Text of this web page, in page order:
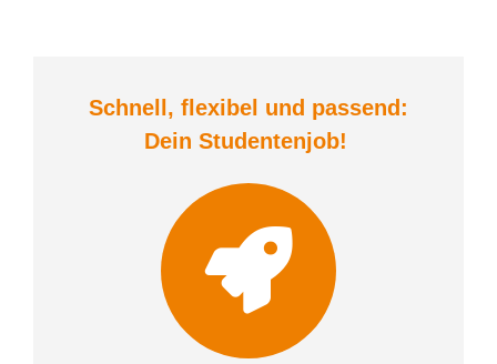
Schnell, flexibel und passend:
Dein Studentenjob!